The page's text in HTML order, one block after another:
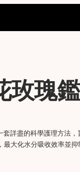
玫瑰
詳盡的科學護理方法
大化水分吸收效率並抑